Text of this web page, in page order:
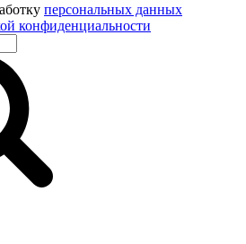
персональных данных
конфиденциальности